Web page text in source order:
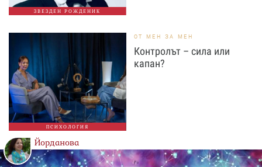
ЗВЕЗДЕН РОЖДЕНИК
ПСИХОЛОГИЯ
ОТ МЕН ЗА МЕН
Контролът – сила или
капан?
Йорданова